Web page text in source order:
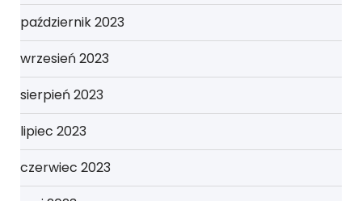
październik 2023
wrzesień 2023
sierpień 2023
lipiec 2023
czerwiec 2023